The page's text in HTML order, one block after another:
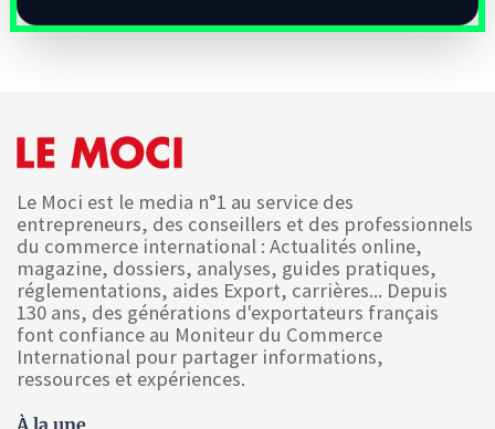
Le Moci est le media n°1 au service des
entrepreneurs, des conseillers et des professionnels
du commerce international : Actualités online,
magazine, dossiers, analyses, guides pratiques,
réglementations, aides Export, carrières... Depuis
130 ans, des générations d'exportateurs français
font confiance au Moniteur du Commerce
International pour partager informations,
ressources et expériences.
À la une